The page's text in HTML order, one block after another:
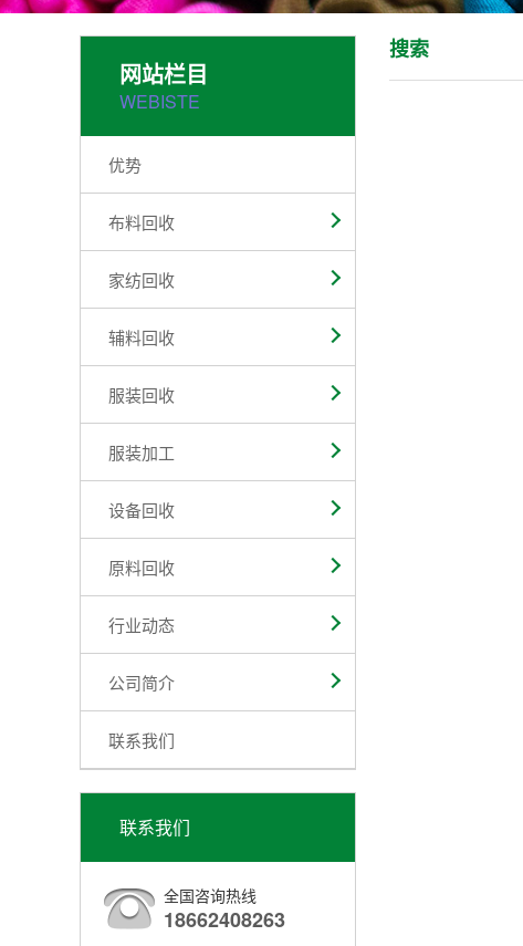
网站栏目
WEBISTE
优势
布料回收
家纺回收
辅料回收
服装回收
服装加工
设备回收
原料回收
行业动态
公司简介
联系我们
联系我们
全国咨询热线
18662408263
搜索